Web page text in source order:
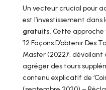
Un vecteur crucial pour
est l’investissement
gratuits. Cette approche
’12 Façons D’obtenir Des
Master (2022)’,
agréger des tours
contenu explicatif de